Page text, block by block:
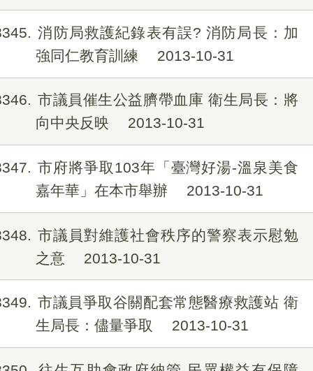
消防局救護紀錄表有誤? 消防局長：加
強同仁教育訓練
2013-10-31
市議員催生公益臍帶血庫 衛生局長：將
向中央反映
2013-10-31
市府將爭取103年「臺灣好湯-溫泉美食
嘉年華」在本市舉辦
2013-10-31
市議員對維護社會秩序的警察表示慰勉
之意
2013-10-31
市議員爭取谷關配套常態醫療救護站 衛
生局長：儘量爭取
2013-10-31